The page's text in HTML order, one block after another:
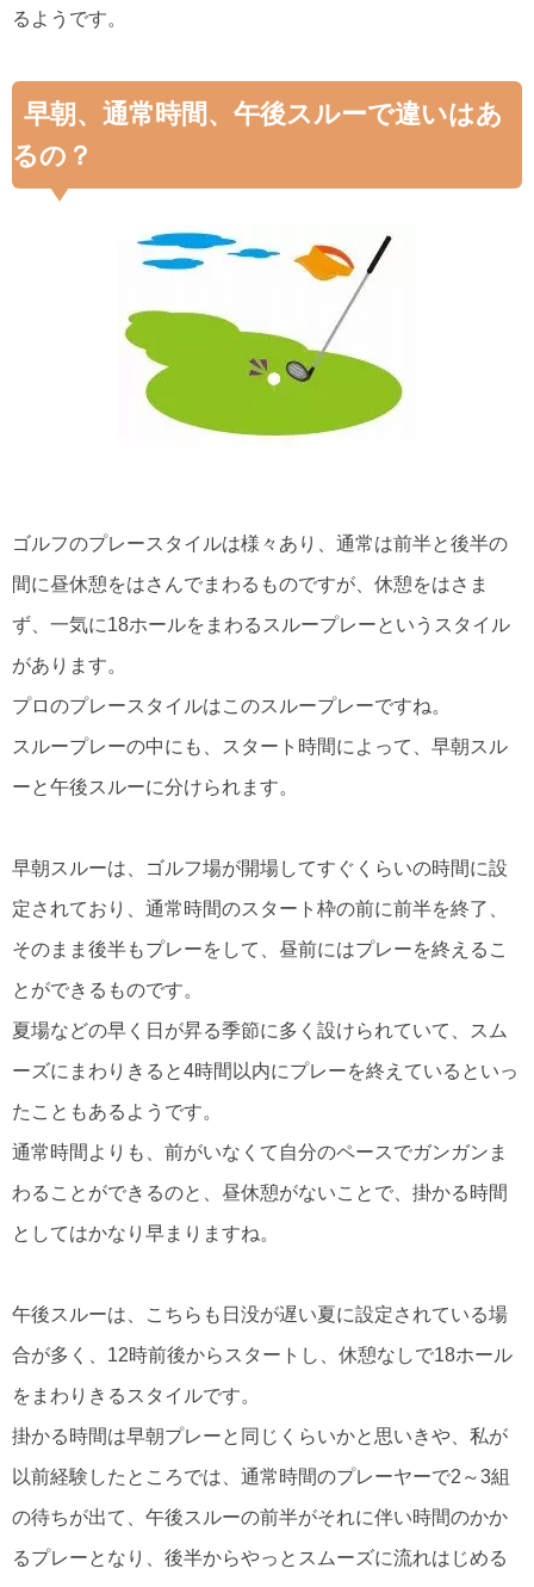
るようです。
早朝、通常時間、午後スルーで違いはあ
るの？
ゴルフのプレースタイルは様々あり、通常は前半と後半の
間に昼休憩をはさんでまわるものですが、休憩をはさま
ず、一気に18ホールをまわるスループレーというスタイル
があります。
プロのプレースタイルはこのスループレーですね。
スループレーの中にも、スタート時間によって、早朝スル
ーと午後スルーに分けられます。
早朝スルーは、ゴルフ場が開場してすぐくらいの時間に設
定されており、通常時間のスタート枠の前に前半を終了、
そのまま後半もプレーをして、昼前にはプレーを終えるこ
とができるものです。
夏場などの早く日が昇る季節に多く設けられていて、スム
ーズにまわりきると4時間以内にプレーを終えているといっ
たこともあるようです。
通常時間よりも、前がいなくて自分のペースでガンガンま
わることができるのと、昼休憩がないことで、掛かる時間
としてはかなり早まりますね。
午後スルーは、こちらも日没が遅い夏に設定されている場
合が多く、12時前後からスタートし、休憩なしで18ホール
をまわりきるスタイルです。
掛かる時間は早朝プレーと同じくらいかと思いきや、私が
以前経験したところでは、通常時間のプレーヤーで2～3組
の待ちが出て、午後スルーの前半がそれに伴い時間のかか
るプレーとなり、後半からやっとスムーズに流れはじめる